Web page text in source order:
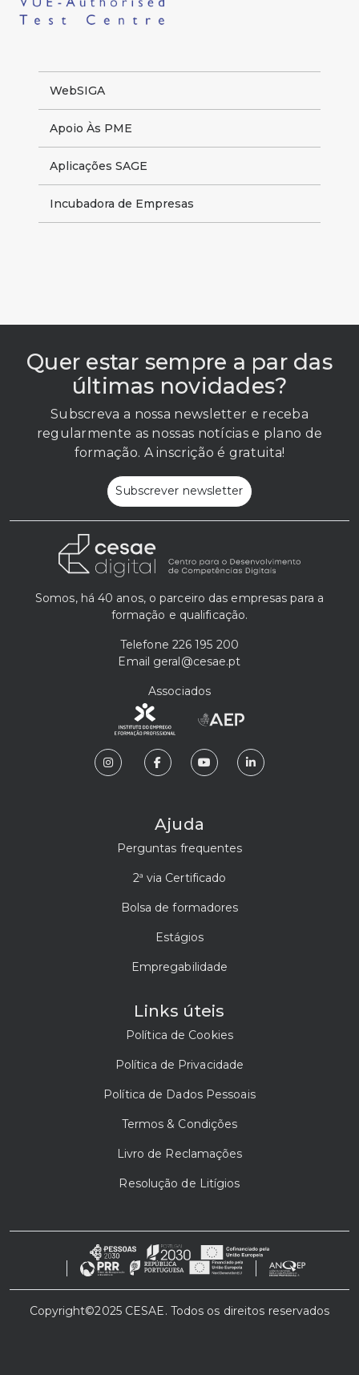
WebSIGA
Apoio Às PME
Aplicações SAGE
Incubadora de Empresas
Quer estar sempre a par das
últimas novidades?
Subscreva a nossa newsletter e receba
regularmente as nossas notícias e plano de
formação. A inscrição é gratuita!
Subscrever newsletter
Somos, há 40 anos, o parceiro das empresas para a
formação e qualificação.
Telefone 226 195 200
Email geral@cesae.pt
Associados
Ajuda
Perguntas frequentes
2ª via Certificado
Bolsa de formadores
Estágios
Empregabilidade
Links úteis
Política de Cookies
Política de Privacidade
Política de Dados Pessoais
Termos & Condições
Livro de Reclamações
Resolução de Litígios
Copyright©2025 CESAE. Todos os direitos reservados